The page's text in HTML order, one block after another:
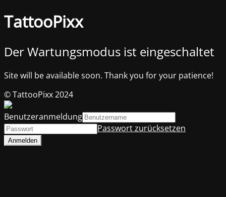
TattooPixx
Der Wartungsmodus ist eingeschaltet
Site will be available soon. Thank you for your patience!
© TattooPixx 2024
Benutzeranmeldung
Passwort zurücksetzen